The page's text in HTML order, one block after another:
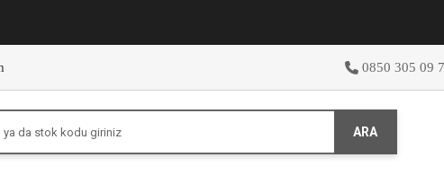
0850 305 09
ARA